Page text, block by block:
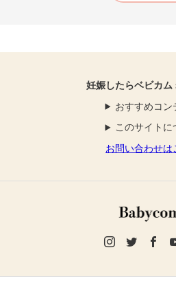
妊娠したらベビカ
おすすめコン
このサイトに
お問い合わせは